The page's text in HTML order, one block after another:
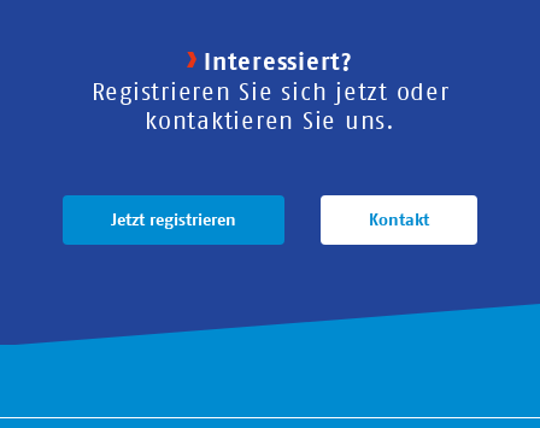
Interessiert?
Registrieren Sie sich jetzt oder
kontaktieren Sie uns.
Jetzt registrieren Kontakt